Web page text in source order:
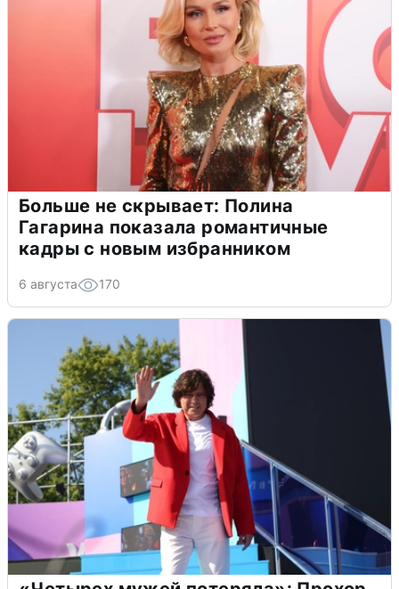
Больше не скрывает: Полина
Гагарина показала романтичные
кадры с новым избранником
6 августа 170